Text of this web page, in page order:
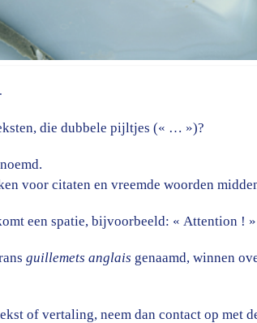
die dubbele pijltjes (« … »)?
voor citaten en vreemde woorden
een spatie, bijvoorbeeld: « Attention ! »
guillemets anglais genaamd, winnen
of vertaling, neem dan contact op met